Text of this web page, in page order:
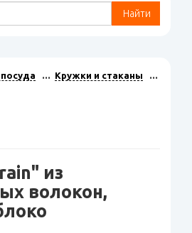
Найти
Кружки и стаканы
из
волокон,